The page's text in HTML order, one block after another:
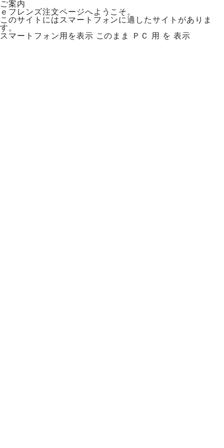
ご案内
ｅフレンズ注文ページへようこそ。
このサイトにはスマートフォンに適したサイトがありま
す。
スマートフォン用を表示 このまま ＰＣ 用 を 表示